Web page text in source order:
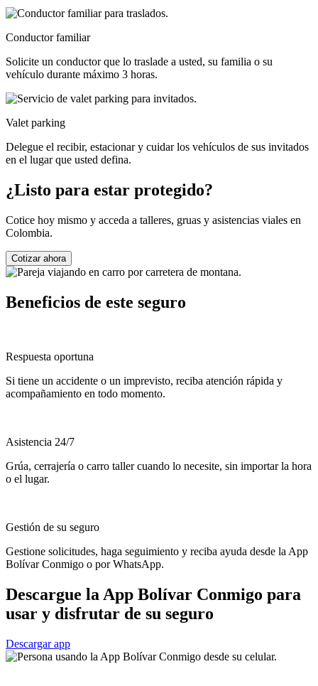
Conductor familiar
Solicite un conductor que lo traslade a usted, su familia o su
vehículo durante máximo 3 horas.
Valet parking
Delegue el recibir, estacionar y cuidar los vehículos de sus invitados
en el lugar que usted defina.
¿Listo para estar protegido?
Cotice hoy mismo y acceda a talleres, gruas y asistencias viales en
Colombia.
Cotizar ahora
Beneficios de este seguro
Respuesta oportuna
Si tiene un accidente o un imprevisto, reciba atención rápida y
acompañamiento en todo momento.
Asistencia 24/7
Grúa, cerrajería o carro taller cuando lo necesite, sin importar la hora
o el lugar.
Gestión de su seguro
Gestione solicitudes, haga seguimiento y reciba ayuda desde la App
Bolívar Conmigo o por WhatsApp.
Descargue la App Bolívar Conmigo para
usar y disfrutar de su seguro
Descargar app